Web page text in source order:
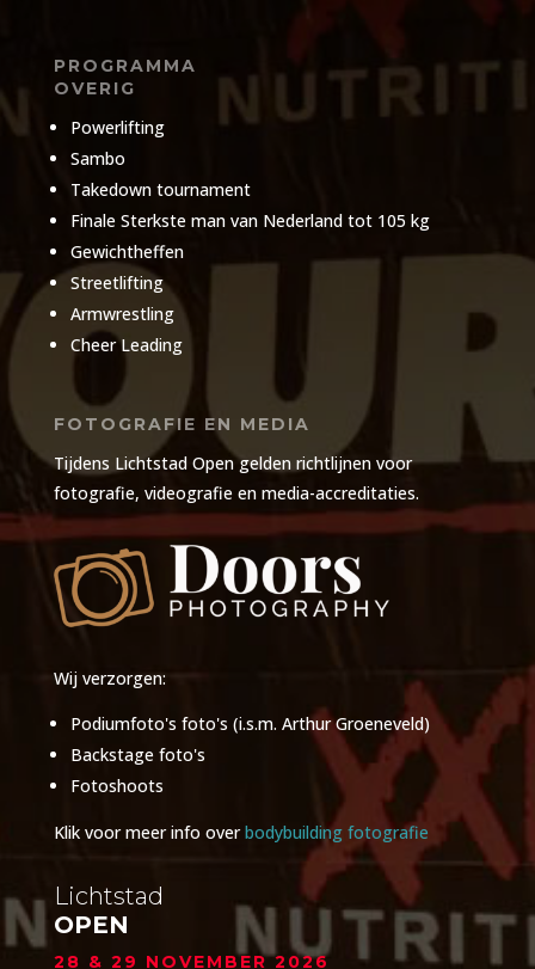
PROGRAMMA
OVERIG
Powerlifting
Sambo
Takedown tournament
Finale Sterkste man van Nederland tot 105 kg
Gewichtheffen
Streetlifting
Armwrestling
Cheer Leading
FOTOGRAFIE EN MEDIA
Tijdens Lichtstad Open gelden richtlijnen voor
fotografie, videografie en media-accreditaties.
Wij verzorgen:
Podiumfoto's foto's (i.s.m. Arthur Groeneveld)
Backstage foto's
Fotoshoots
Klik voor meer info overbodybuilding fotografie
Lichtstad
OPEN
28 & 29 NOVEMBER 2026